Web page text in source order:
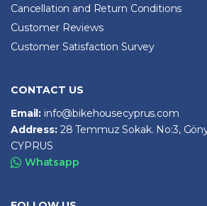
Cancellation and Return Conditions
Customer Reviews
Customer Satisfaction Survey
CONTACT US
Email: info@bikehousecyprus.com
Address: 28 Temmuz Sokak. No:3,
CYPRUS
Whatsapp